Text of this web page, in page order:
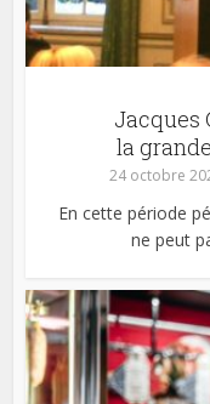
Jacques
la
24 octobre
En cette période
ne peut